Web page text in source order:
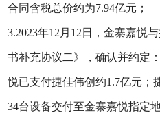
合同含税总价约为7.94亿元；
3.2023年12月12日，金寨嘉悦
书补充协议二》，确认并约定
悦已支付捷佳伟创约1.7亿元；
34台设备交付至金寨嘉悦指定